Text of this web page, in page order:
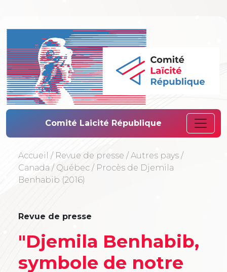
Comité Laïcité
Comité Laicité République
Accueil / Revue de presse / Autres pays /
Canada / Québec / Procès de Djemila
Benhabib (2016)
Revue de presse
"Djemila Benhabib,
symbole de notre